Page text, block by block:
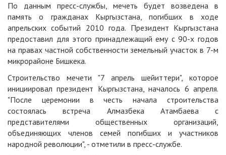
По данным пресс-службы, мечеть будет возведена в
память о гражданах Кыргызстана, погибших в ходе
апрельских событий 2010 года. Президент Кыргызстана
предоставил для этого принадлежащий ему с 90-х годов
на правах частной собственности земельный участок в 7-м
микрорайоне Бишкека.
Строительство мечети "7 апрель шейиттери", которое
инициировал президент Кыргызстана, началось 6 апреля.
"После церемонии в честь начала строительства
состоялась встреча Алмазбека Атамбаева с
представителями общественных организаций,
объединяющих членов семей погибших и участников
народной революции", - отметили в пресс-службе.